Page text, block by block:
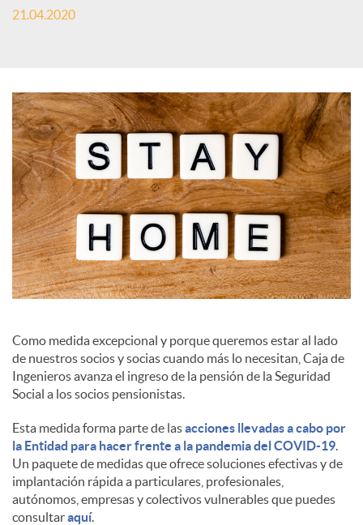
s
S
o
c
i
a
l
e
s
21.04.2020
Como medida excepcional y porque queremos estar al lado
de nuestros socios y socias cuando más lo necesitan, Caja de
Ingenieros avanza el ingreso de la pensión de la Seguridad
Social a los socios pensionistas.
Esta medida forma parte de lasacciones llevadas a cabo por
la Entidad para hacer frente a la pandemia del COVID-19.
Un paquete de medidas que ofrece soluciones efectivas y de
implantación rápida a particulares, profesionales,
autónomos, empresas y colectivos vulnerables que puedes
consultaraquí.